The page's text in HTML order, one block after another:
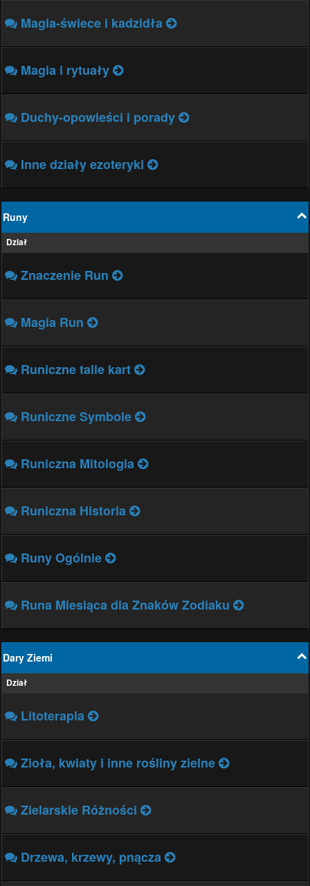
Magia-świece i kadzidła
Magia i rytuały
Duchy-opowieści i porady
Inne działy ezoteryki
Runy
Dział
Znaczenie Run
Magia Run
Runiczne talie kart
Runiczne Symbole
Runiczna Mitologia
Runiczna Historia
Runy Ogólnie
Runa Miesiąca dla Znaków Zodiaku
Dary Ziemi
Dział
Litoterapia
Zioła, kwiaty i inne rośliny zielne
Zielarskie Różności
Drzewa, krzewy, pnącza